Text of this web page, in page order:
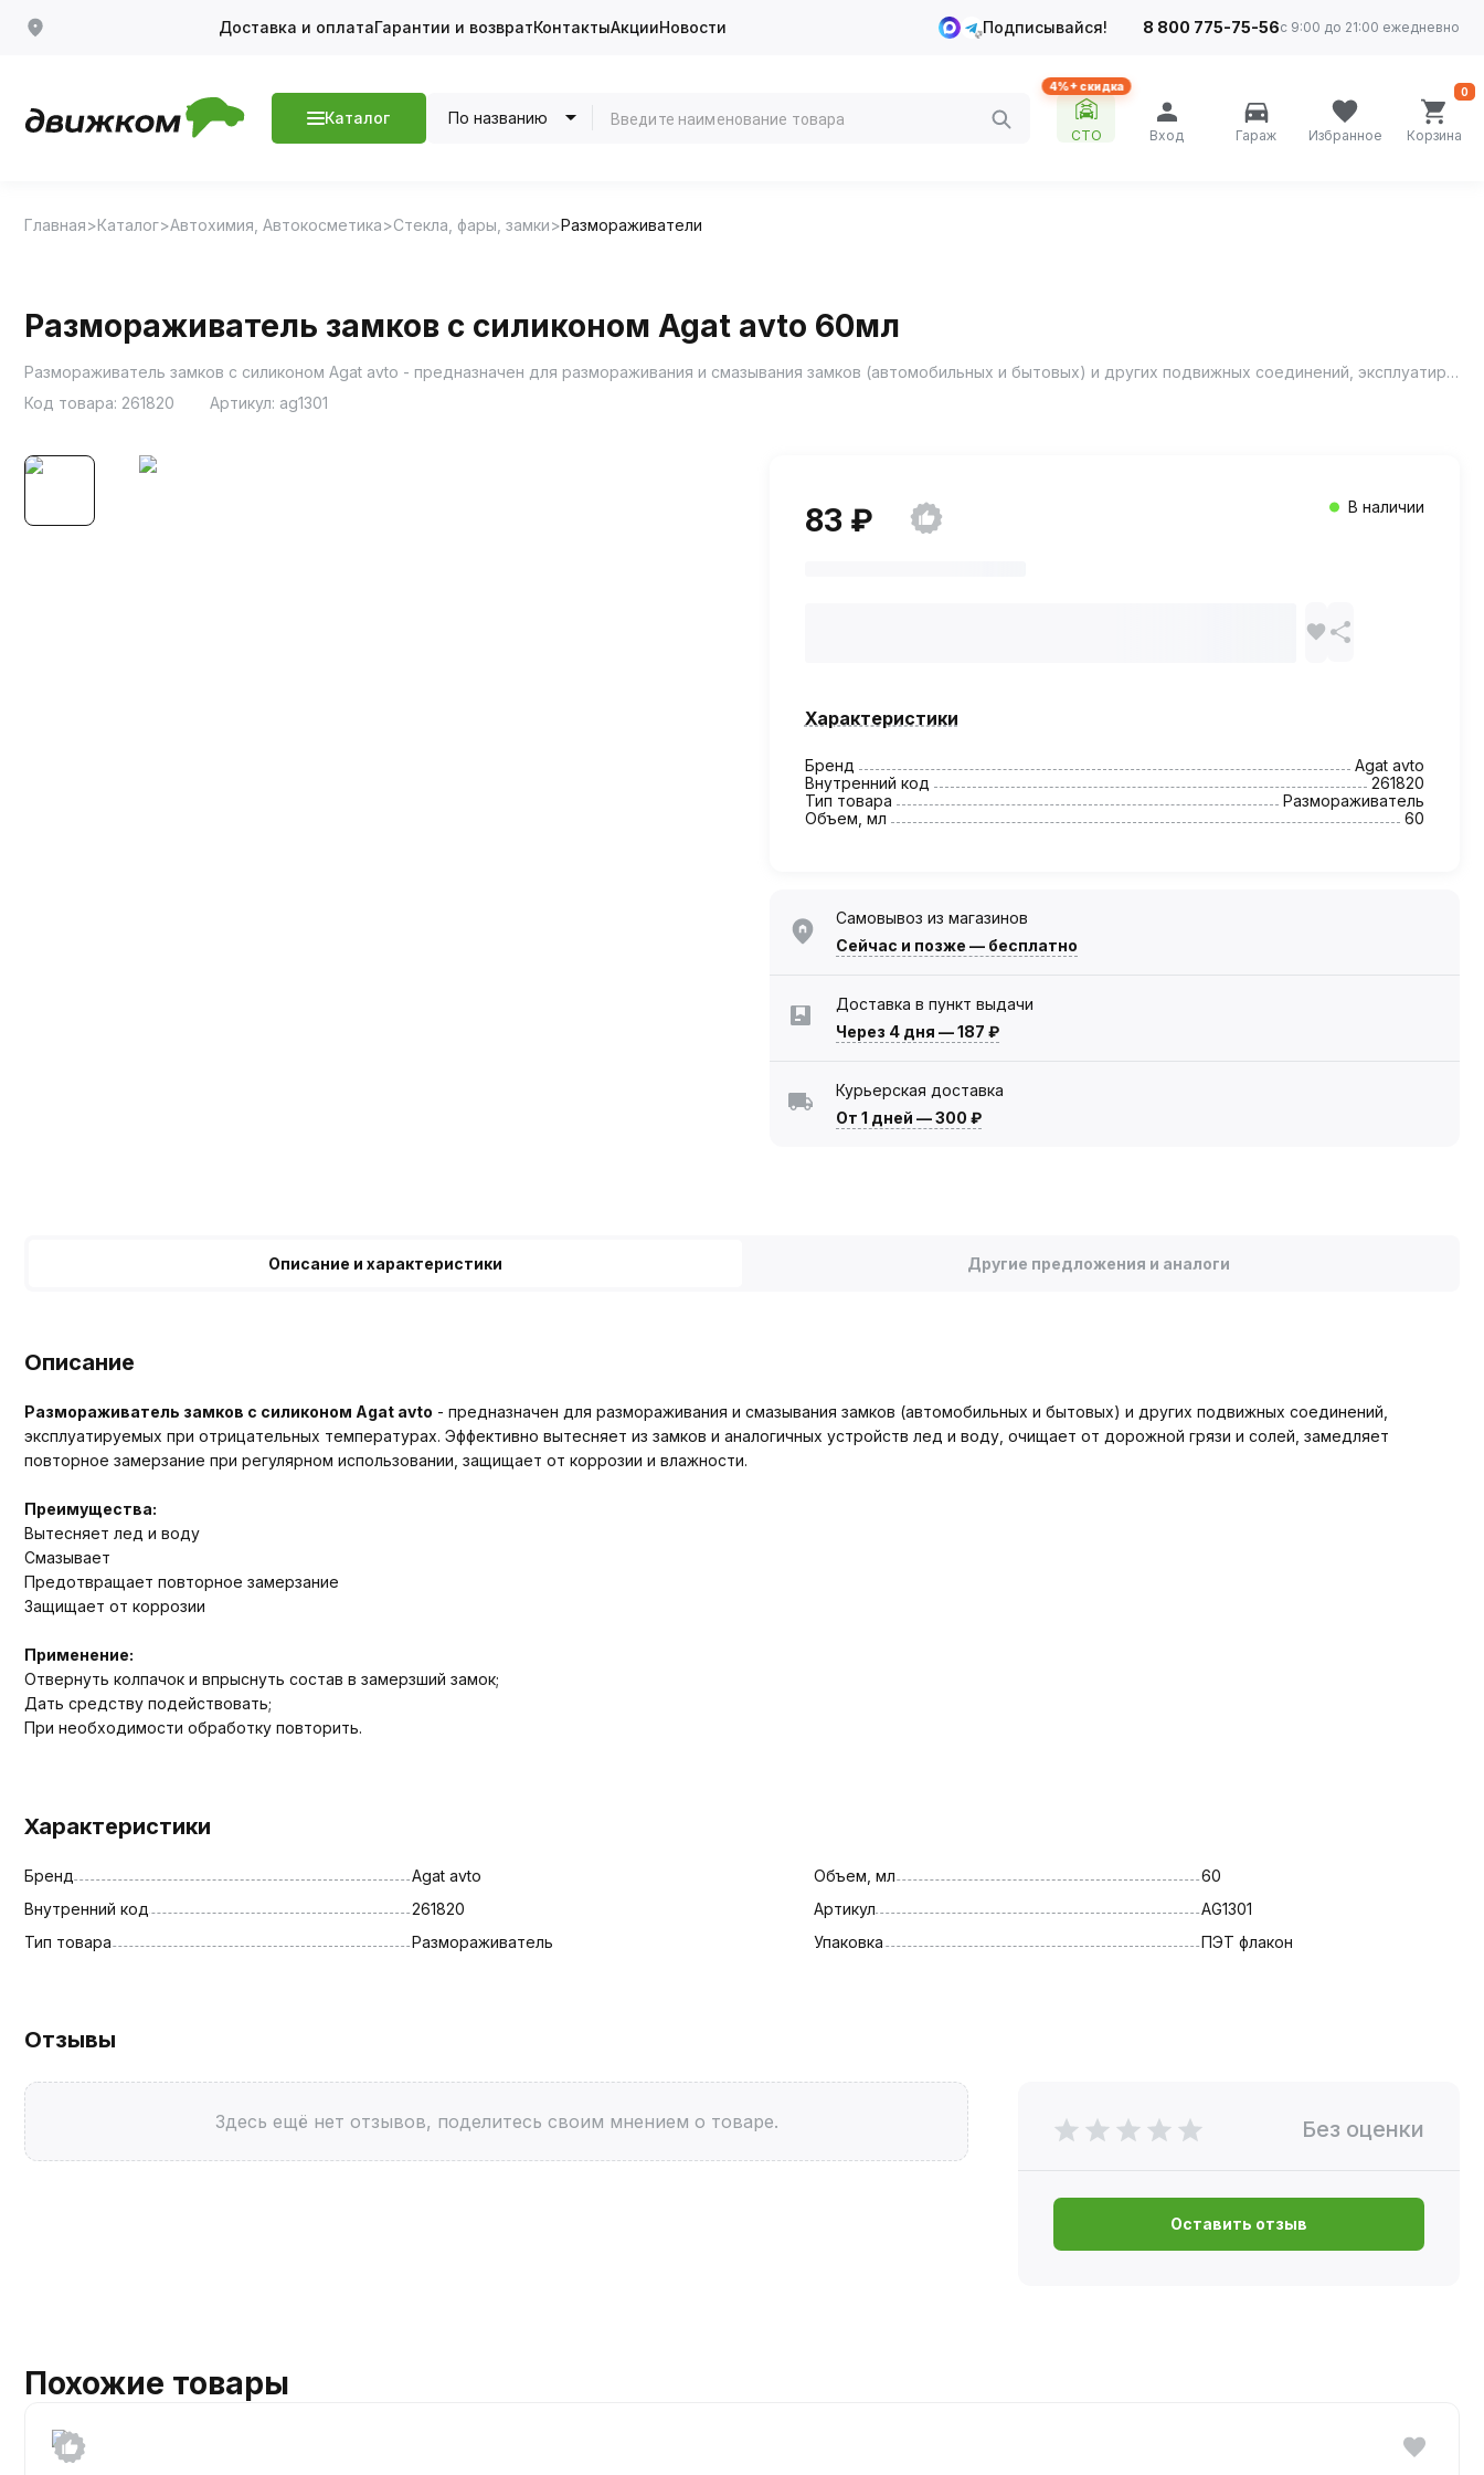
Доставка и оплатаГарантии и возвратКонтактыАкцииНовости Подписывайся! 8 800 775-75-56с 9:00 до 21:00 ежедневно
Каталог По названию
4%+ скидка
СТО Вход Гараж Избранное Корзина
0
Главная Каталог Автохимия, Автокосметика Стекла, фары, замки Размораживатели
Размораживатель замков с силиконом Agat avto 60мл
Размораживатель замков с силиконом Agat avto - предназначен для размораживания и смазывания замков (автомобильных и бытовых) и других подвижных соединений, эксплуатируемых при отрицательных температурах.
Код товара: 261820 Артикул: ag1301
83 ₽ В наличии
Характеристики
Бренд
Agat avto
Внутренний код
261820
Тип товара
Размораживатель
Объем, мл
60
Самовывоз из магазинов
Сейчас и позже — бесплатно
Доставка в пункт выдачи
Через 4 дня —187 ₽
Курьерская доставка
От 1 дней —300 ₽
Описание и характеристики Другие предложения и аналоги
Описание
Размораживатель замков с силиконом Agat avto - предназначен для размораживания и смазывания замков (автомобильных и бытовых) и других подвижных соединений,
эксплуатируемых при отрицательных температурах. Эффективно вытесняет из замков и аналогичных устройств лед и воду, очищает от дорожной грязи и солей, замедляет
повторное замерзание при регулярном использовании, защищает от коррозии и влажности.
Преимущества:
Вытесняет лед и воду
Смазывает
Предотвращает повторное замерзание
Защищает от коррозии
Применение:
Отвернуть колпачок и впрыснуть состав в замерзший замок;
Дать средству подействовать;
При необходимости обработку повторить.
Характеристики
Бренд
Agat avto
Внутренний код
261820
Тип товара
Размораживатель
Объем, мл
60
Артикул
AG1301
Упаковка
ПЭТ флакон
Отзывы
Здесь ещё нет отзывов, поделитесь своим мнением о товаре. Без оценки
Оставить отзыв
Похожие товары